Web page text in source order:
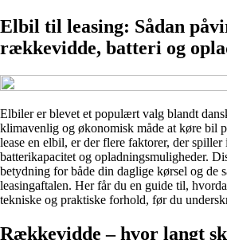
Elbil til leasing: Sådan
rækkevidde, batteri og
Elbiler er blevet et populært valg blandt
klimavenlig og økonomisk måde at køre bil
lease en elbil, er der flere faktorer, der
batterikapacitet og opladningsmuligheder.
betydning for både din daglige kørsel og de
leasingaftalen. Her får du en guide til,
tekniske og praktiske forhold, før du
Rækkevidde – hvor langt